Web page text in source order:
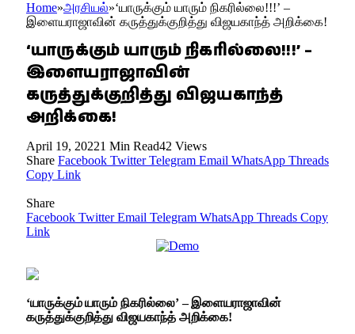
Home»அரசியல்»‘யாருக்கும் யாரும் நிகரில்லை!!!’ –
இளையராஜாவின் கருத்துக்குறித்து விஜயகாந்த் அறிக்கை!
‘யாருக்கும் யாரும் நிகரில்லை!!!’ –
இளையராஜாவின்
கருத்துக்குறித்து விஜயகாந்த்
அறிக்கை!
April 19, 20221 Min Read42 Views
Share Facebook Twitter Telegram Email WhatsApp Threads
Copy Link
Share
Facebook Twitter Email Telegram WhatsApp Threads Copy
Link
‘யாருக்கும் யாரும் நிகரில்லை’ – இளையராஜாவின்
கருத்துக்குறித்து விஜயகாந்த் அறிக்கை!